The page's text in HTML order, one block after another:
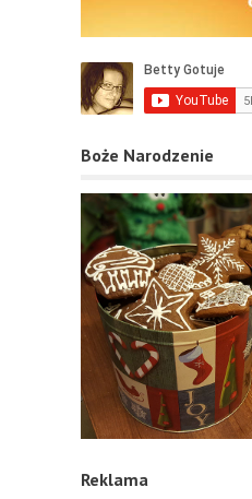
Boże Narodzenie
Reklama